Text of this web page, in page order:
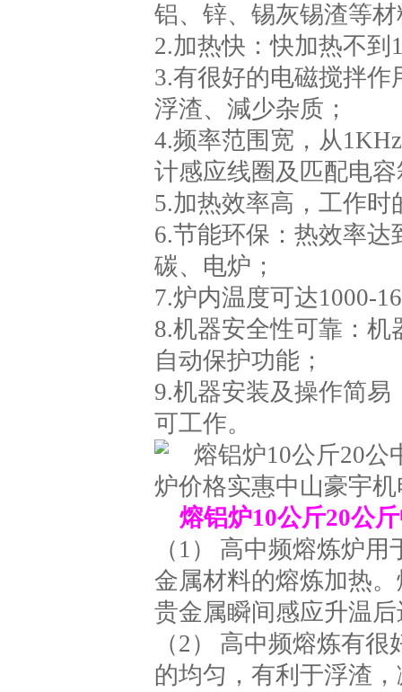
铝、锌、锡灰锡渣等
2.加热快：快加热不
3.有很好的电磁搅拌
浮渣、減少杂质；
4.频率范围宽，从
计感应线圈及匹配电容
5.加热效率高，工作时
6.节能环保：热效率达
碳、电炉；
7.炉内温度可达1000-
8.机器安全性可靠：
自动保护功能；
9.机器安装及操作简
可工作。
熔铝炉10公斤20公
（1） 高中频熔炼炉
金属材料的熔炼加热
贵金属瞬间感应升温
（2） 高中频熔炼有
的均匀，有利于浮渣